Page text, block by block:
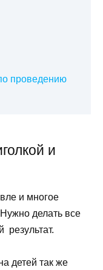
проведению
и
и многое
делать все
результат.
детей так же